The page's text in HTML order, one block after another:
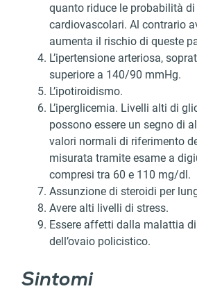
quanto riduce le probabilità
cardiovascolari. Al contrario
aumenta il rischio di queste
L’ipertensione arteriosa,
superiore a 140/90 mmHg.
L’ipotiroidismo.
L’iperglicemia. Livelli alti di
possono essere un segno di
valori normali di riferimento
misurata tramite esame a
compresi tra 60 e 110 mg/dl.
Assunzione di steroidi per
Avere alti livelli di stress.
Essere affetti dalla malattia
dell’ovaio policistico.
Sintomi